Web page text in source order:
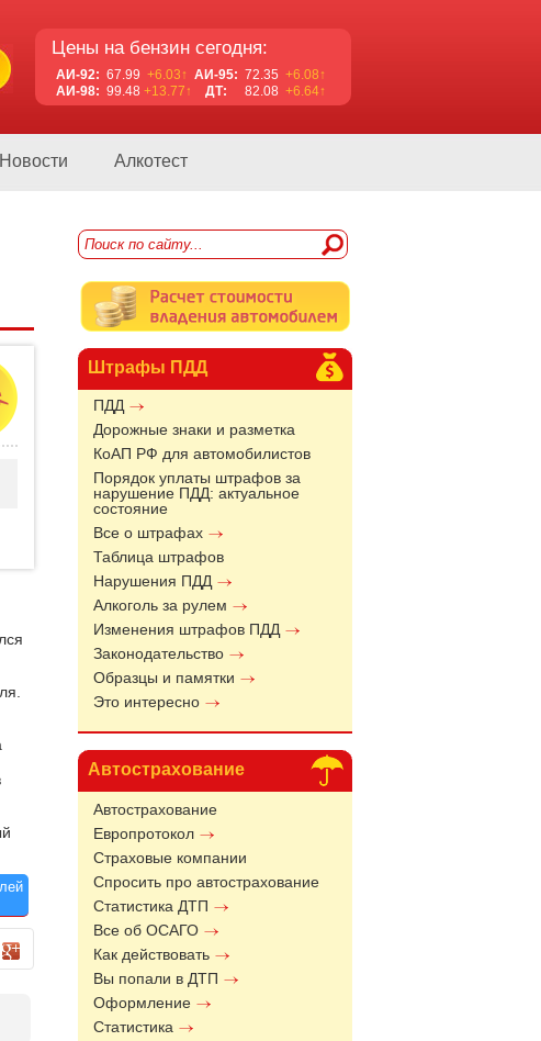
Цены на бензин сегодня:
АИ-92: 67.99 +6.03↑ АИ-95: 72.35 +6.08↑
АИ-98: 99.48 +13.77↑ ДТ: 82.08 +6.64↑
Новости Алкотест
Штрафы ПДД
ПДД
Дорожные знаки и разметка
КоАП РФ для автомобилистов
Порядок уплаты штрафов за
нарушение ПДД: актуальное
состояние
Все о штрафах
Таблица штрафов
Нарушения ПДД
Алкоголь за рулем
Изменения штрафов ПДД
Законодательство
Образцы и памятки
Это интересно
Автострахование
Автострахование
Европротокол
Страховые компании
Спросить про автострахование
Статистика ДТП
Все об ОСАГО
Как действовать
Вы попали в ДТП
Оформление
Статистика